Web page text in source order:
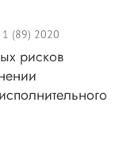
(89) 2020
рисков